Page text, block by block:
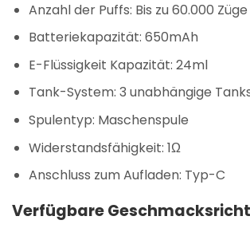
Anzahl der Puffs: Bis zu 60.000 Züge
Batteriekapazität: 650mAh
E-Flüssigkeit Kapazität: 24ml
Tank-System: 3 unabhängige
Spulentyp: Maschenspule
Widerstandsfähigkeit: 1Ω
Anschluss zum Aufladen: Typ-C
Verfügbare